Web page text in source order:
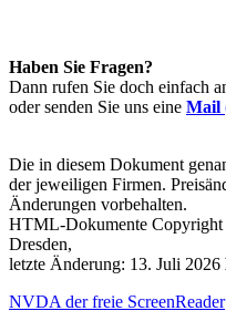
Haben Sie Fragen?
Dann rufen Sie doch einfach
oder senden Sie uns eine Mail
Die in diesem Dokument
der jeweiligen Firmen.
Änderungen vorbehalten.
HTML-Dokumente
Dresden,
letzte Änderung: 13. Juli 2026
NVDA der freie ScreenReader